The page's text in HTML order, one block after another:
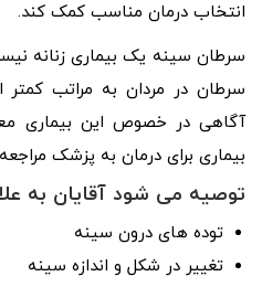
انتخاب درمان مناسب کمک کند.
سرطان سینه یک بیماری زنانه
سرطان در مردان به مراتب
آگاهی در خصوص این بیماری
بیماری برای درمان به پزشک
توصیه می شود آقایان به
توده های درون سینه
تغییر در شکل و اندازه سینه